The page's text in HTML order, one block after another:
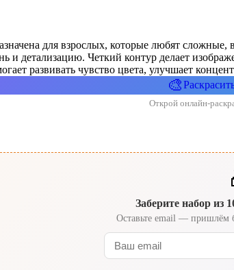
для взрослых, которые любят
и детализацию. Четкий контур делает
развивать чувство цвета, улучшает
🎨
Открой онлайн-
Заберите набор из
Оставьте email — пришлём